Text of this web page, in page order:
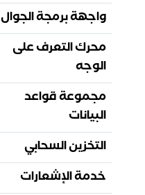
واجهة برمجة الجوال
محرك التعرف على
الوجه
مجموعة قواعد
البيانات
التخزين السحابي
خدمة الإشعارات